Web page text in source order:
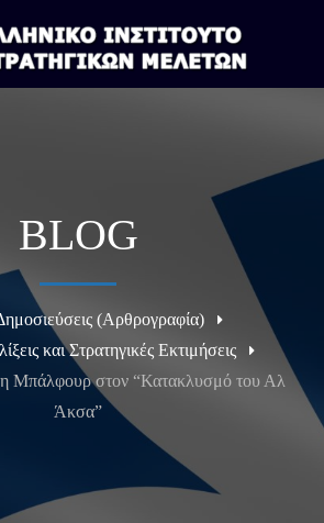
BLOG
(Αρθρογραφία)
και Στρατηγικές Εκτιμήσεις
Μπάλφουρ στον “Κατακλυσμό του Αλ
Άκσα”